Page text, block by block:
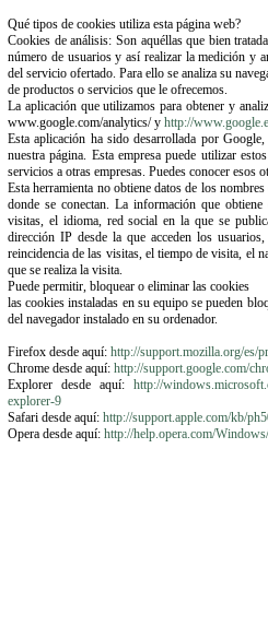
Qué tipos de cookies utiliza esta página web?
Cookies de análisis: Son aquéllas que bien
número de usuarios y así realizar la medición y
del servicio ofertado. Para ello se analiza su
de productos o servicios que le ofrecemos.
La aplicación que utilizamos para obtener y
www.google.com/analytics/ y http://
Esta aplicación ha sido desarrollada por
nuestra página. Esta empresa puede utilizar
servicios a otras empresas. Puedes conocer esos
Esta herramienta no obtiene datos de los
donde se conectan. La información que
visitas, el idioma, red social en la que se
dirección IP desde la que acceden los
reincidencia de las visitas, el tiempo de visita, el
que se realiza la visita.
Puede permitir, bloquear o eliminar las cookies
las cookies instaladas en su equipo se pueden
del navegador instalado en su ordenador.
Firefox desde aquí: http://support.mozilla.org/es/
Chrome desde aquí: http://support.google.com/
Explorer desde aquí: http://
explorer-9
Safari desde aquí: http://support.apple.com/kb/
Opera desde aquí: http://help.opera.com/